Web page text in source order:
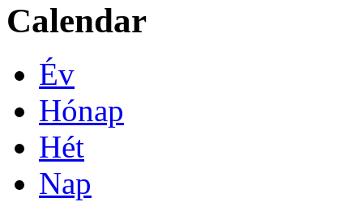
Calendar
Év
Hónap
Hét
Nap